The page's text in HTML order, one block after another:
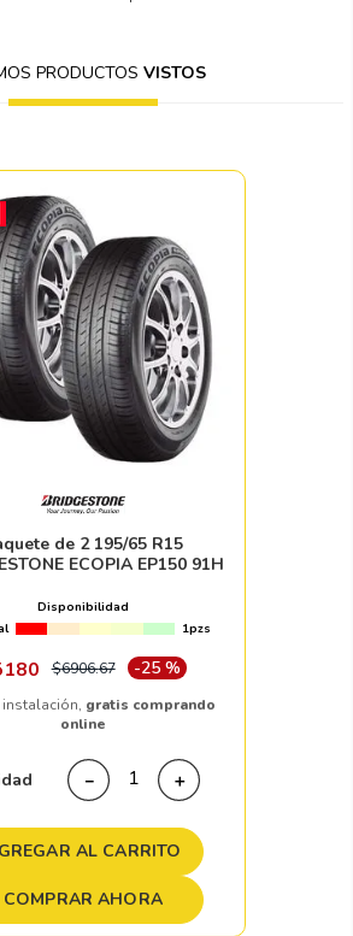
PRODUCTOS VISTOS
de 2 195/65 R15
ECOPIA EP150 91H
Disponibilidad
1pzs
$6906.67 -25 %
instalación, gratis comprando
online
＋
－
AL CARRITO
COMPRAR AHORA